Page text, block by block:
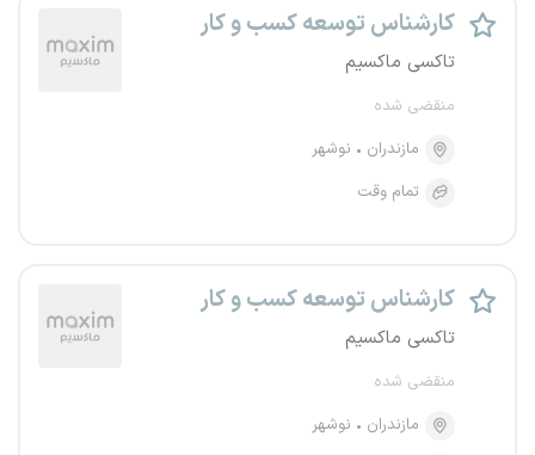
کارشناس توسعه کسب و کار
تاکسی ماکسیم
منقضی شده
مازندران
نوشهر
تمام وقت
کارشناس توسعه کسب و کار
تاکسی ماکسیم
منقضی شده
مازندران
نوشهر